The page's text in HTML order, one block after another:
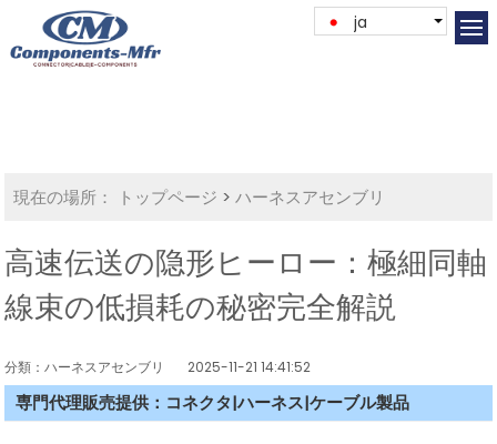
ja
現在の場所： トップページ >ハーネスアセンブリ
高速伝送の隐形ヒーロー：極細同軸
線束の低損耗の秘密完全解説
分類：ハーネスアセンブリ 2025-11-21 14:41:52
専門代理販売提供：コネクタ|ハーネス|ケーブル製品